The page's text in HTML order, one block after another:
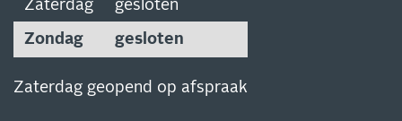
Zaterdag
gesloten
Zondag gesloten
Zaterdag geopend op afspraak